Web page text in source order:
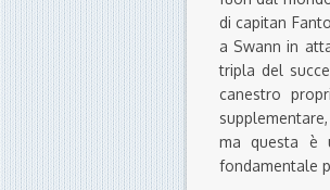
di capitan
a Swann in
tripla del
canestro
ma questa è
fondamentale